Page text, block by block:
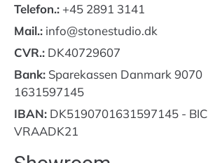
Telefon.: +45 2891 3141
Mail.: info@stonestudio.dk
CVR.: DK40729607
Bank: Sparekassen Danmark 9070
1631597145
IBAN: DK5190701631597145 - BIC
VRAADK21